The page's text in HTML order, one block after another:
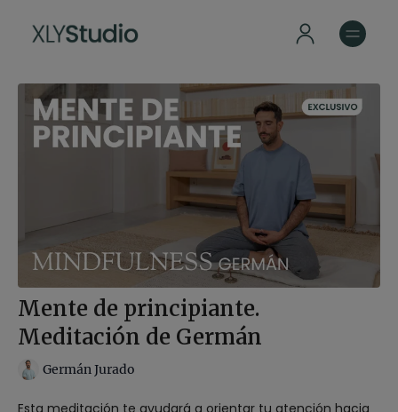
Mente de principiante.
Meditación de Germán
Germán Jurado
Esta meditación te ayudará a orientar tu atención hacia